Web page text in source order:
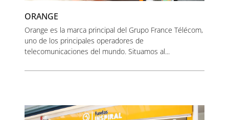
ORANGE
Orange es la marca principal del Grupo France Télécom,
uno de los principales operadores de
telecomunicaciones del mundo. Situamos al...